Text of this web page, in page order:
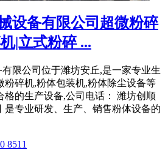
设备有限公司超微粉碎
|立式粉碎 ...
限公司位于潍坊安丘,是一家专业生
粉碎机,粉体包装机,粉体除尘设备等
格的生产设备,公司电话： 潍坊创顺
是专业研发、生产、销售粉体设备的
8511